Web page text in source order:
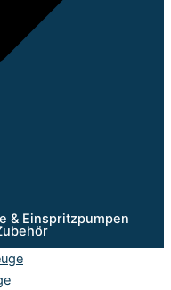
& Einspritzpumpen